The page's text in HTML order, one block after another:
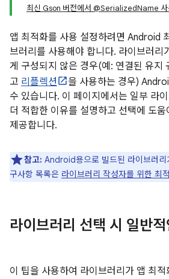
최신 Gson 버전에서 @SerializedName
앱 최적화를 사용 설정하려면 Android
브러리를 사용해야 합니다. 라이브러리
게 구성되지 않은 경우(예: 연결된 유지
고 리플렉션
을 사용하는 경우)
수 있습니다. 이 페이지에서는 일부 라
더 적합한 이유를 설명하고 선택에 도
제공합니다.
참고: Android용으로 빌드된 라이브러리
구사항 목록은 라이브러리 작성자를 위한 최
라이브러리 선택 시 일반
이 팁을 사용하여 라이브러리가 앱 최